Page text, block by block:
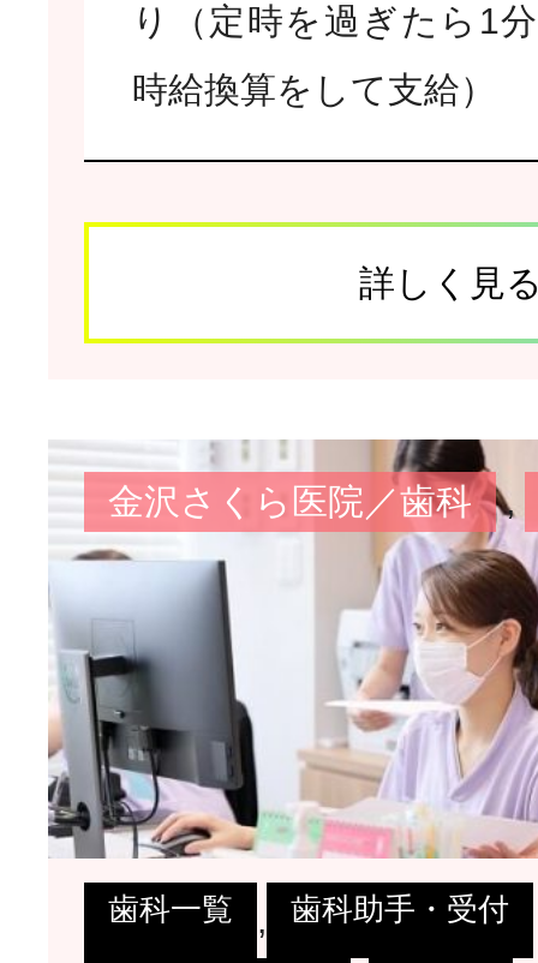
り（定時を過ぎたら1
時給換算をして支給）
詳しく見
金沢さくら医院／歯科 ,
歯科一覧 , 歯科助手・受付